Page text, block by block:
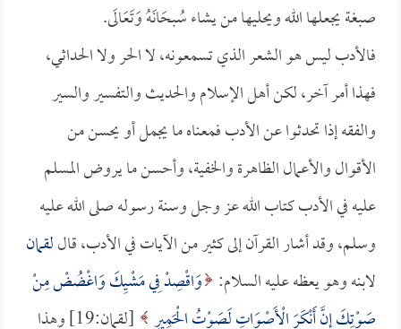
صبغة يجعلها الله ويحليها من يشاء سُبحَانَهُ وَتَعَالَى.
فالأدب ليس هو الشعر الذي تسمعونه، لا الحر ولا الحداثي،
فهذا أمر آخر، لكن أهل الإسلام والحديث والتفسير والسير
والفقه إذا تحدثوا عن الأدب فمعناه ما يجمل أو يحسن من
الأقوال والأعمال الظاهرة والخفية، وأحسن ما يروض المسلم
عليه في الأدب كتاب الله عز وجل وسنة رسوله صلى الله عليه
وسلم، وقد أشار القرآن إلى كثير من الآيات في الأدب، قاللقمان
لابنه وهو يعظه عليه السلام: وَاقْصِدْ فِي مَشْيِكَ وَاغْضُضْ مِنْ
صَوْتِكَ إِنَّ أَنْكَرَ الْأَصْوَاتِ لَصَوْتُ الْحَمِيرِ
[لقمان:19] وهذا